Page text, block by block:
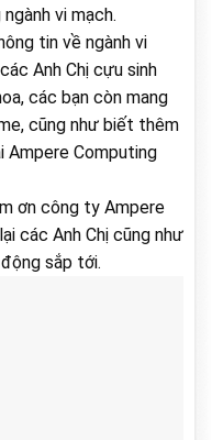
vi mạch.
tin về ngành vi
Anh Chị cựu sinh
các bạn còn mang
cũng như biết thêm
Computing
ơn công ty Ampere
các Anh Chị cũng như
sắp tới.